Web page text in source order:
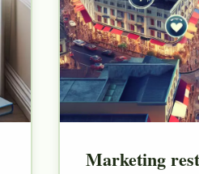
Marketing